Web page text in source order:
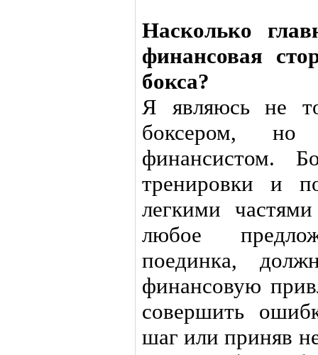
Насколько
финансовая
бокса?
Я являюсь не
боксером, но
финансистом.
тренировки и
легкими
любое
поединка,
финансовую
совершить
шаг или приняв